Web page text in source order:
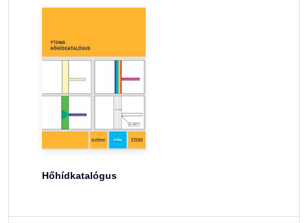
Hőhídkatalógus